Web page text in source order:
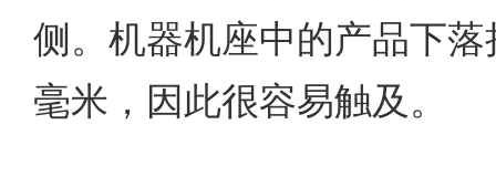
侧。机器机座中的产品下
毫米，因此很容易触及。